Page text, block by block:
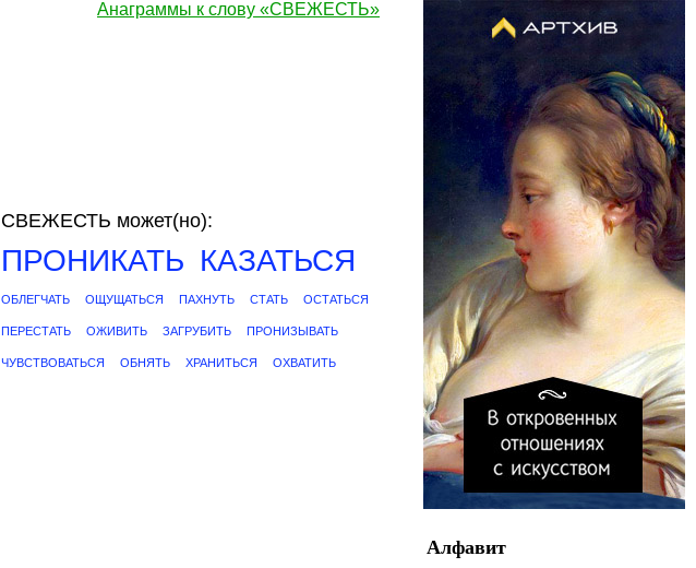
Анаграммы к слову «СВЕЖЕСТЬ»
СВЕЖЕСТЬ может(но):
ПРОНИКАТЬ КАЗАТЬСЯ
ОБЛЕГЧАТЬ ОЩУЩАТЬСЯ ПАХНУТЬ СТАТЬ ОСТАТЬСЯ
ПЕРЕСТАТЬ ОЖИВИТЬ ЗАГРУБИТЬ ПРОНИЗЫВАТЬ
ЧУВСТВОВАТЬСЯ ОБНЯТЬ ХРАНИТЬСЯ ОХВАТИТЬ
Алфавит